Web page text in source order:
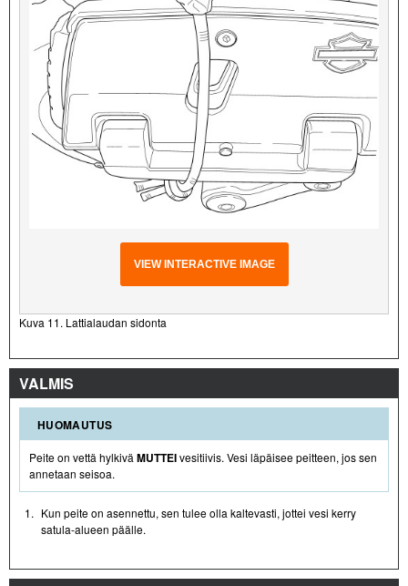
VIEW INTERACTIVE IMAGE
Kuva 11. Lattialaudan sidonta
VALMIS
HUOMAUTUS
Peite on vettä hylkivä MUTTEIvesitiivis. Vesi läpäisee peitteen, jos sen
annetaan seisoa.
1. Kun peite on asennettu, sen tulee olla kaltevasti, jottei vesi kerry
satula-alueen päälle.